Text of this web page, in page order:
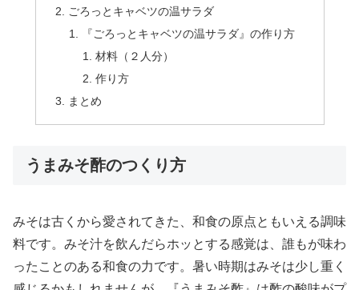
ごろっとキャベツの温サラダ
『ごろっとキャベツの温サラダ』の作り方
材料（２人分）
作り方
まとめ
うまみそ酢のつくり方
みそは古くから愛されてきた、和食の原点ともいえる調味
料です。みそ汁を飲んだらホッとする感覚は、誰もが味わ
ったことのある和食の力です。暑い時期はみそは少し重く